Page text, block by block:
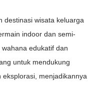
destinasi wisata keluarga
indoor dan semi-
edukatif dan
untuk mendukung
menjadikannya